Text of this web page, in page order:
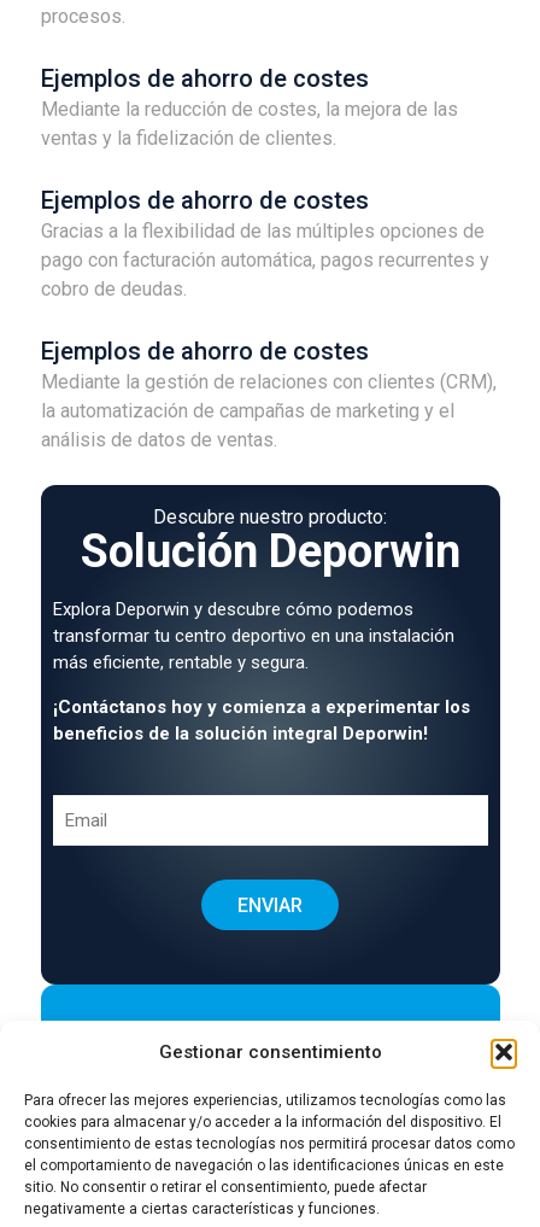
Gestionar consentimiento
Para ofrecer las mejores experiencias, utilizamos tecnologías como las
cookies para almacenar y/o acceder a la información del dispositivo. El
consentimiento de estas tecnologías nos permitirá procesar datos como
el comportamiento de navegación o las identificaciones únicas en este
sitio. No consentir o retirar el consentimiento, puede afectar
negativamente a ciertas características y funciones.
procesos.
Ejemplos de ahorro de costes
Mediante la reducción de costes, la mejora de las
ventas y la fidelización de clientes.
Ejemplos de ahorro de costes
Gracias a la flexibilidad de las múltiples opciones de
pago con facturación automática, pagos recurrentes y
cobro de deudas.
Ejemplos de ahorro de costes
Mediante la gestión de relaciones con clientes (CRM),
la automatización de campañas de marketing y el
análisis de datos de ventas.
Descubre nuestro producto:
Solución Deporwin
Explora Deporwin y descubre cómo podemos
transformar tu centro deportivo en una instalación
más eficiente, rentable y segura.
¡Contáctanos hoy y comienza a experimentar los
beneficios de la solución integral Deporwin!
Política de Cookies I Política de Privacidad
en RRSS